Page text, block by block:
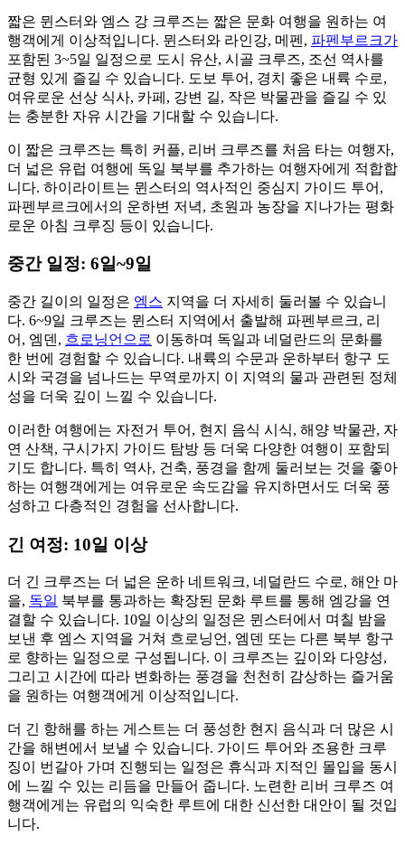
짧은 뮌스터와 엠스 강 크루즈는 짧은 문화 여행을 원하는 여
행객에게 이상적입니다. 뮌스터와 라인강, 메펜, 파펜부르크가
포함된 3~5일 일정으로 도시 유산, 시골 크루즈, 조선 역사를
균형 있게 즐길 수 있습니다. 도보 투어, 경치 좋은 내륙 수로,
여유로운 선상 식사, 카페, 강변 길, 작은 박물관을 즐길 수 있
는 충분한 자유 시간을 기대할 수 있습니다.
이 짧은 크루즈는 특히 커플, 리버 크루즈를 처음 타는 여행자,
더 넓은 유럽 여행에 독일 북부를 추가하는 여행자에게 적합합
니다. 하이라이트는 뮌스터의 역사적인 중심지 가이드 투어,
파펜부르크에서의 운하변 저녁, 초원과 농장을 지나가는 평화
로운 아침 크루징 등이 있습니다.
중간 일정: 6일~9일
중간 길이의 일정은 엠스 지역을 더 자세히 둘러볼 수 있습니
다. 6~9일 크루즈는 뮌스터 지역에서 출발해 파펜부르크, 리
어, 엠덴, 흐로닝언으로 이동하며 독일과 네덜란드의 문화를
한 번에 경험할 수 있습니다. 내륙의 수문과 운하부터 항구 도
시와 국경을 넘나드는 무역로까지 이 지역의 물과 관련된 정체
성을 더욱 깊이 느낄 수 있습니다.
이러한 여행에는 자전거 투어, 현지 음식 시식, 해양 박물관, 자
연 산책, 구시가지 가이드 탐방 등 더욱 다양한 여행이 포함되
기도 합니다. 특히 역사, 건축, 풍경을 함께 둘러보는 것을 좋아
하는 여행객에게는 여유로운 속도감을 유지하면서도 더욱 풍
성하고 다층적인 경험을 선사합니다.
긴 여정: 10일 이상
더 긴 크루즈는 더 넓은 운하 네트워크, 네덜란드 수로, 해안 마
을, 독일 북부를 통과하는 확장된 문화 루트를 통해 엠강을 연
결할 수 있습니다. 10일 이상의 일정은 뮌스터에서 며칠 밤을
보낸 후 엠스 지역을 거쳐 흐로닝언, 엠덴 또는 다른 북부 항구
로 향하는 일정으로 구성됩니다. 이 크루즈는 깊이와 다양성,
그리고 시간에 따라 변화하는 풍경을 천천히 감상하는 즐거움
을 원하는 여행객에게 이상적입니다.
더 긴 항해를 하는 게스트는 더 풍성한 현지 음식과 더 많은 시
간을 해변에서 보낼 수 있습니다. 가이드 투어와 조용한 크루
징이 번갈아 가며 진행되는 일정은 휴식과 지적인 몰입을 동시
에 느낄 수 있는 리듬을 만들어 줍니다. 노련한 리버 크루즈 여
행객에게는 유럽의 익숙한 루트에 대한 신선한 대안이 될 것입
니다.